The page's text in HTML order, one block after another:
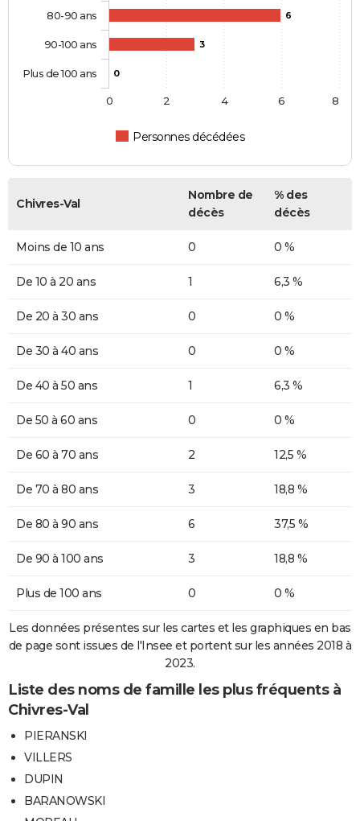
6
3
0
Personnes décédées
80-90 ans
90-100 ans
Plus de 100 ans
0 2 4 6 8
Chivres-Val
Nombre de
décès
% des
décès
Moins de 10 ans 0 0 %
De 10 à 20 ans 1 6,3 %
De 20 à 30 ans 0 0 %
De 30 à 40 ans 0 0 %
De 40 à 50 ans 1 6,3 %
De 50 à 60 ans 0 0 %
De 60 à 70 ans 2 12,5 %
De 70 à 80 ans 3 18,8 %
De 80 à 90 ans 6 37,5 %
De 90 à 100 ans 3 18,8 %
Plus de 100 ans 0 0 %
Les données présentes sur les cartes et les graphiques en bas
de page sont issues de l'Insee et portent sur les années 2018 à
2023.
Liste des noms de famille les plus fréquents à
Chivres-Val
PIERANSKI
VILLERS
DUPIN
BARANOWSKI